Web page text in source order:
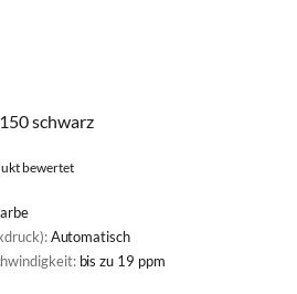
schwarz
bewertet
Automatisch
bis zu 19 ppm